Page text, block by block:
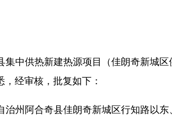
站内建有燃煤锅炉房、除尘间、除渣间、烟囱
米。本次改扩建主体工程：拆除原有2台
。配套建设：公辅工程、环保工程等。
元，占总投资的37.96%。